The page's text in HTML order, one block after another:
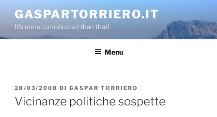
contenuto
GASPARTORRIERO.IT
It's more complicated than that!
Menu
PUBBLICATO
IL
28/03/2008 DI GASPAR TORRIERO
Vicinanze politiche sospette